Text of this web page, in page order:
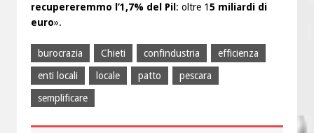
recupereremmo l’1,7% del Pil: oltre 15 miliardi di
euro».
burocrazia Chieti confindustria
efficienza
enti locali
locale patto
pescara
semplificare